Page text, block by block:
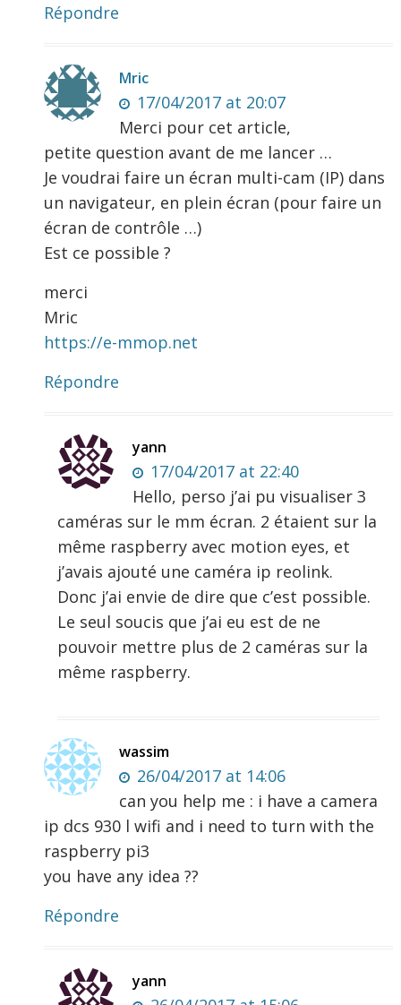
Répondre
Mric
17/04/2017 at 20:07
Merci pour cet article,
petite question avant de me lancer …
Je voudrai faire un écran multi-cam (IP) dans
un navigateur, en plein écran (pour faire un
écran de contrôle …)
Est ce possible ?
merci
Mric
https://e-mmop.net
Répondre
yann
17/04/2017 at 22:40
Hello, perso j’ai pu visualiser 3
caméras sur le mm écran. 2 étaient sur la
même raspberry avec motion eyes, et
j’avais ajouté une caméra ip reolink.
Donc j’ai envie de dire que c’est possible.
Le seul soucis que j’ai eu est de ne
pouvoir mettre plus de 2 caméras sur la
même raspberry.
wassim
26/04/2017 at 14:06
can you help me : i have a camera
ip dcs 930 l wifi and i need to turn with the
raspberry pi3
you have any idea ??
Répondre
yann